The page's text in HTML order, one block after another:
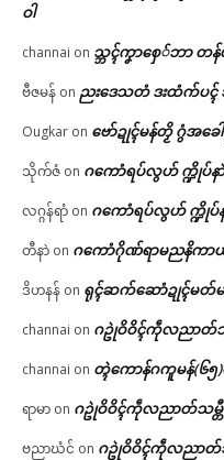
ဝါ
channai on သ္ဘၚ်ကၞာစှေ်ဘာ တ
ဗီဇမန် on ညးဒေသတံ ဒးထံက်ပ
Ougkar on ဗော်ဍုၚ်မန်တၟိ ဂွံအခေ
သိုက်ဇံ on ဂကောံရပ်လွဟ် က္ဍိုပ်န
လဂ္ဂန်ရာံ on ဂကောံရပ်လွဟ် က္ဍိုပ်
တီနာဲ on ဂကောံဂိုဏ်ရာမညနိကာ
ဒိဟနန် on ရုၚ်ဆက်ဆောံဍုၚ်မတ်
channai on ဂဥုဲဝိဝိၚ်ကဵုလညာတ်သ
channai on တ္ၚဲကောန်ဂကူမန်(၆
ရာမာ on ဂဥုဲဝိဝိၚ်ကဵုလညာတ်သမ္တီ
ဗညာဃံင် on ဂဥုဲဝိဝိၚ်ကဵုလညာတ်